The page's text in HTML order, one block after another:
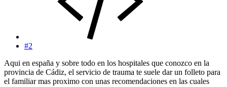
#2
Aqui en españa y sobre todo en los hospitales que conozco en la
provincia de Cádiz, el servicio de trauma te suele dar un folleto para
el familiar mas proximo con unas recomendaciones en las cuales